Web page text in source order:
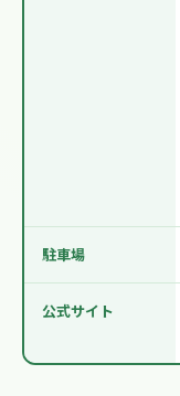
駐車場
公式サイト